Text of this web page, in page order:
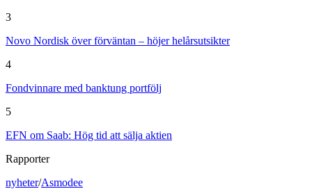
3
Novo Nordisk över förväntan – höjer helårsutsikter
4
Fondvinnare med banktung portfölj
5
EFN om Saab: Hög tid att sälja aktien
Rapporter
nyheter/Asmodee